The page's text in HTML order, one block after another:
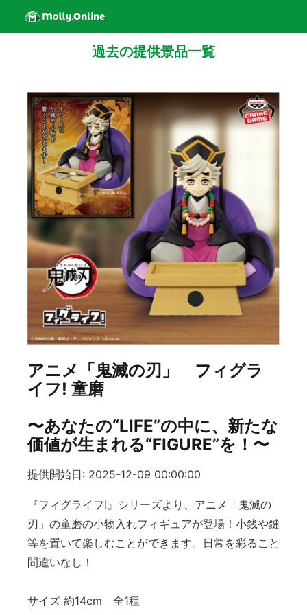
過去の提供景品一覧
アニメ「鬼滅の刃」 フィグラ
イフ! 童磨
〜あなたの“LIFE”の中に、新たな
価値が生まれる“FIGURE”を！〜
提供開始日: 2025-12-09 00:00:00
『フィグライフ!』シリーズより、アニメ「鬼滅の
刃」の童磨の小物入れフィギュアが登場！小銭や鍵
等を置いて楽しむことができます。日常を彩ること
間違いなし！
サイズ 約14cm 全1種